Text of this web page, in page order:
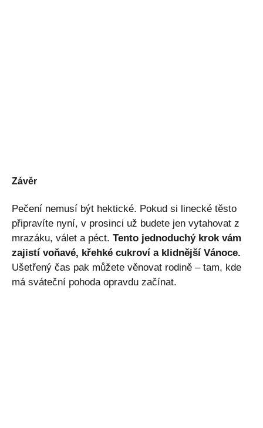
Závěr
Pečení nemusí být hektické. Pokud si linecké těsto
připravíte nyní, v prosinci už budete jen vytahovat z
mrazáku, válet a péct. Tento jednoduchý krok vám
zajistí voňavé, křehké cukroví a klidnější Vánoce.
Ušetřený čas pak můžete věnovat rodině – tam, kde
má sváteční pohoda opravdu začínat.